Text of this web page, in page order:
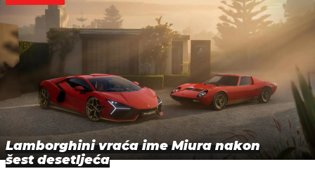
Lamborghini vraća ime Miura nakon
šest desetljeća